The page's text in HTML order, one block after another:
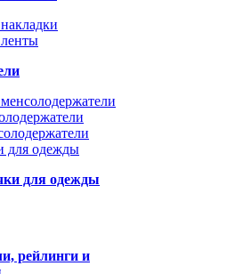
для одежды
рейлинги и